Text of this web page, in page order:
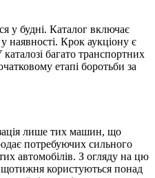
у будні. Каталог включає
Крок аукціону є
каталозі багато транспортних
етапі боротьби за
лише тих машин, що
потребуючих сильного
автомобілів. З огляду на цю
щотижня користуються понад